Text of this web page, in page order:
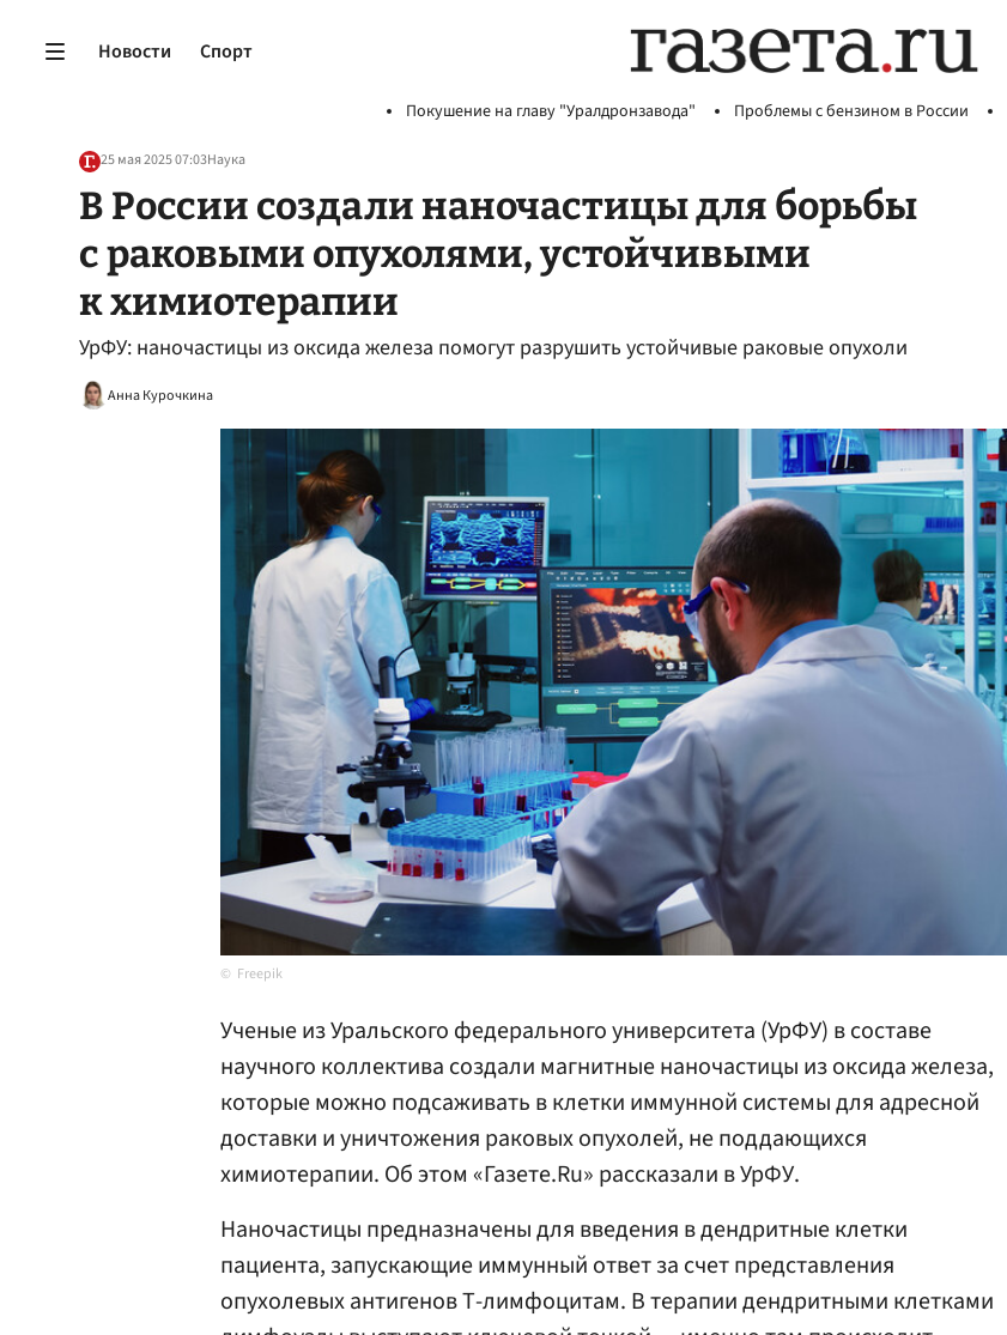
Новости Спорт
Покушение на главу "Уралдронзавода" Проблемы с бензином в России
25 мая 2025 07:03Наука
В России создали наночастицы для борьбы
с раковыми опухолями, устойчивыми
к химиотерапии
УрФУ: наночастицы из оксида железа помогут разрушить устойчивые раковые опухоли
Анна Курочкина
Freepik
Ученые из Уральского федерального университета (УрФУ) в составе
научного коллектива создали магнитные наночастицы из оксида железа,
которые можно подсаживать в клетки иммунной системы для адресной
доставки и уничтожения раковых опухолей, не поддающихся
химиотерапии. Об этом «Газете.Ru» рассказали в УрФУ.
Наночастицы предназначены для введения в дендритные клетки
пациента, запускающие иммунный ответ за счет представления
опухолевых антигенов Т-лимфоцитам. В терапии дендритными клетками